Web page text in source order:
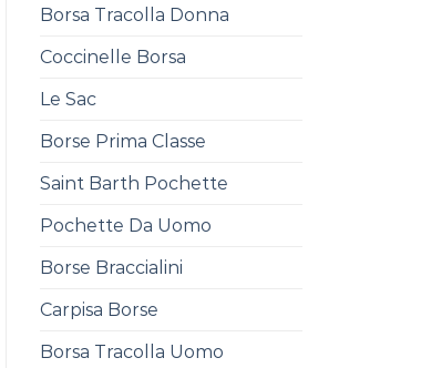
Borsa Tracolla Donna
Coccinelle Borsa
Le Sac
Borse Prima Classe
Saint Barth Pochette
Pochette Da Uomo
Borse Braccialini
Carpisa Borse
Borsa Tracolla Uomo